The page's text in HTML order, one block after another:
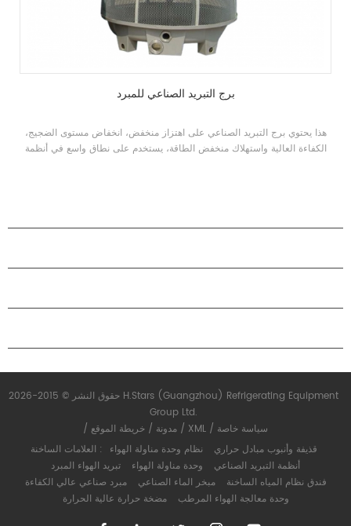
برج التبريد الصناعي للمبرد
هذا يحتوي برج التبريد الصناعي على اهتزاز منخفض، انخفاض مستوى الضجيج،
الكفاءة العالية واستهلاك منخفض الطاقة، يستخدم على نطاق واسع في أنظمة
حقوق النشر © 2015-2026 H.Stars (Guangzhou) Refrigerating Equipment
Group Ltd.
/
مدونة / خريطة الموقع / XML / سياسة خاصة
العلامات الساخنة :
نظام وحدة مناولة الهواء
قذيفة وأنبوب مبادل حراري
تبريد الهواء المبرد
وحدة مناولة الهواء
أنظمة التبريد الصناعي
مبرد صناعي عالي الكفاءة
مبخر الماء الصناعي
فندق نظام المياه الساخنة
مضخة حرارة عالية الحرارة
وحدة معالجة الهواء المرطب